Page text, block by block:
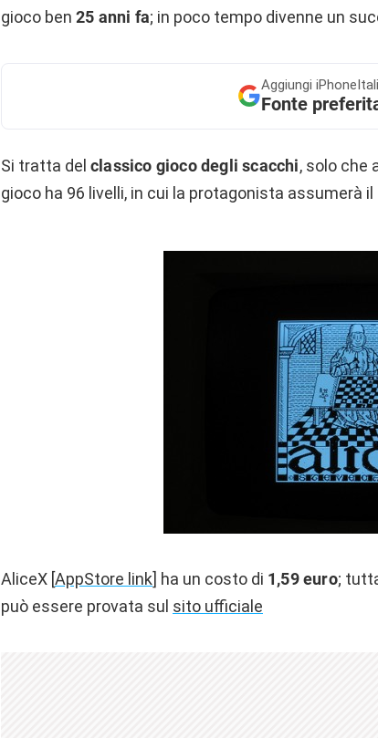
gioco ben 25 anni fa; in poco tempo divenne un
Aggiungi
Fonte
Si tratta del classico gioco degli scacchi, solo che
gioco ha 96 livelli, in cui la protagonista assumerà
AliceX [AppStore link] ha un costo di 1,59 euro;
può essere provata sul sito ufficiale